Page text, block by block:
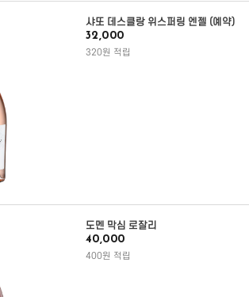
샤또 데스클랑 위스퍼링 엔젤 (예약)
32,000
320원 적립
도멘 막심 로잘리
40,000
400원 적립